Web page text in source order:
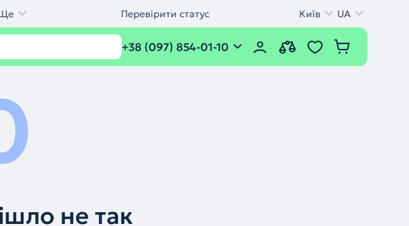
Перевірити статус Київ UA
+38 (097) 854-01-10
не так